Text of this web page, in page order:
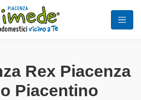
Rex Piacenza
Piacentino